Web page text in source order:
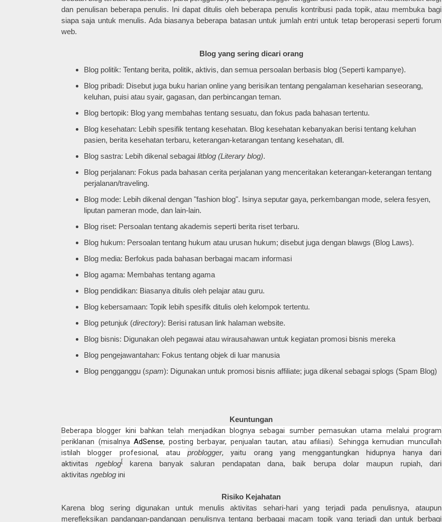
dan penulisan beberapa penulis. Ini dapat ditulis oleh beberapa penulis kontribusi pada topik, atau membuka bagi
siapa saja untuk menulis. Ada biasanya beberapa batasan untuk jumlah entri untuk tetap beroperasi seperti forum
web.
Blog yang sering dicari orang
Blog politik: Tentang berita, politik, aktivis, dan semua persoalan berbasis blog (Seperti kampanye).
Blog pribadi: Disebut juga buku harian online yang berisikan tentang pengalaman keseharian seseorang,
keluhan, puisi atau syair, gagasan, dan perbincangan teman.
Blog bertopik: Blog yang membahas tentang sesuatu, dan fokus pada bahasan tertentu.
Blog kesehatan: Lebih spesifik tentang kesehatan. Blog kesehatan kebanyakan berisi tentang keluhan
pasien, berita kesehatan terbaru, keterangan-ketarangan tentang kesehatan, dll.
Blog sastra: Lebih dikenal sebagai litblog (Literary blog).
Blog perjalanan: Fokus pada bahasan cerita perjalanan yang menceritakan keterangan-keterangan tentang
perjalanan/traveling.
Blog mode: Lebih dikenal dengan "fashion blog". Isinya seputar gaya, perkembangan mode, selera fesyen,
liputan pameran mode, dan lain-lain.
Blog riset: Persoalan tentang akademis seperti berita riset terbaru.
Blog hukum: Persoalan tentang hukum atau urusan hukum; disebut juga dengan blawgs (Blog Laws).
Blog media: Berfokus pada bahasan berbagai macam informasi
Blog agama: Membahas tentang agama
Blog pendidikan: Biasanya ditulis oleh pelajar atau guru.
Blog kebersamaan: Topik lebih spesifik ditulis oleh kelompok tertentu.
Blog petunjuk (directory): Berisi ratusan link halaman website.
Blog bisnis: Digunakan oleh pegawai atau wirausahawan untuk kegiatan promosi bisnis mereka
Blog pengejawantahan: Fokus tentang objek di luar manusia
Blog pengganggu (spam): Digunakan untuk promosi bisnis affiliate; juga dikenal sebagai splogs (Spam Blog)
Keuntungan
Beberapa blogger kini bahkan telah menjadikan blognya sebagai sumber pemasukan utama melalui program
periklanan (misalnya AdSense, posting berbayar, penjualan tautan, atau afiliasi). Sehingga kemudian muncullah
istilah blogger profesional, atau
problogger, yaitu orang yang menggantungkan hidupnya hanya dari
aktivitas
ngeblog
karena banyak saluran pendapatan dana, baik berupa dolar maupun rupiah, dari
aktivitas ngeblog ini
Risiko Kejahatan
Karena blog sering digunakan untuk menulis aktivitas sehari-hari yang terjadi pada penulisnya, ataupun
merefleksikan pandangan-pandangan penulisnya tentang berbagai macam topik yang terjadi dan untuk berbagi